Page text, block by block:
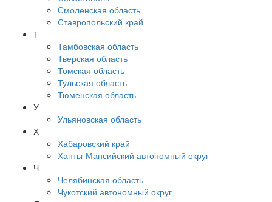
Смоленская область
Ставропольский край
Т
Тамбовская область
Тверская область
Томская область
Тульская область
Тюменская область
У
Ульяновская область
Х
Хабаровский край
Ханты-Мансийский автономный округ
Ч
Челябинская область
Чукотский автономный округ